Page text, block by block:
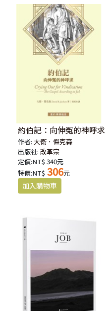
約伯記：向伸冤的神呼求
作者:大衛．傑克森
出版社:改革宗
定價:NT$ 340元
特價:NT$ 306元